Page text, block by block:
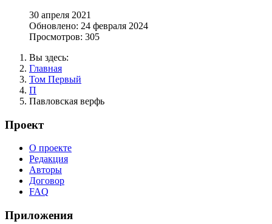
30 апреля 2021
Обновлено: 24 февраля 2024
Просмотров: 305
Вы здесь:
Главная
Том Первый
П
Павловская верфь
Проект
О проекте
Редакция
Авторы
Договор
FAQ
Приложения